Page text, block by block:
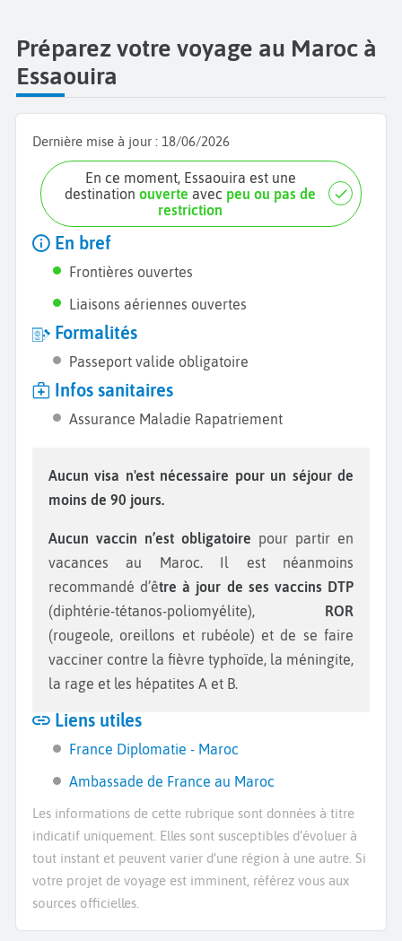
Préparez votre voyage au Maroc à
Essaouira
Dernière mise à jour : 18/06/2026
En ce moment, Essaouira est une
destinationouverte avec peu ou pas de
restriction
En bref
Frontières ouvertes
Liaisons aériennes ouvertes
Formalités
Passeport valide obligatoire
Infos sanitaires
Assurance Maladie Rapatriement
Aucun visa n'est nécessaire pour un séjour de
moins de 90 jours.
Aucun vaccin n’est obligatoire pour partir en
vacances au Maroc. Il est néanmoins
recommandé d’être à jour de ses vaccins DTP
(diphtérie-tétanos-poliomyélite), ROR
(rougeole, oreillons et rubéole) et de se faire
vacciner contre la fièvre typhoïde, la méningite,
la rage et les hépatites A et B.
Liens utiles
France Diplomatie - Maroc
Ambassade de France au Maroc
Les informations de cette rubrique sont données à titre
indicatif uniquement. Elles sont susceptibles d’évoluer à
tout instant et peuvent varier d’une région à une autre. Si
votre projet de voyage est imminent, référez vous aux
sources officielles.